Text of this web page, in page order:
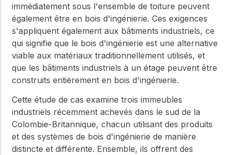
immédiatement sous l'ensemble de toiture peuvent
également être en bois d'ingénierie. Ces exigences
s'appliquent également aux bâtiments industriels, ce
qui signifie que le bois d'ingénierie est une alternative
viable aux matériaux traditionnellement utilisés, et
que les bâtiments industriels à un étage peuvent être
construits entièrement en bois d'ingénierie.
Cette étude de cas examine trois immeubles
industriels récemment achevés dans le sud de la
Colombie-Britannique, chacun utilisant des produits
et des systèmes de bois d'ingénierie de manière
distincte et différente. Ensemble, ils offrent des